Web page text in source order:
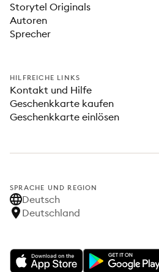
Storytel Originals
Autoren
Sprecher
HILFREICHE LINKS
Kontakt und Hilfe
Geschenkkarte kaufen
Geschenkkarte einlösen
SPRACHE UND REGION
Deutsch
Deutschland